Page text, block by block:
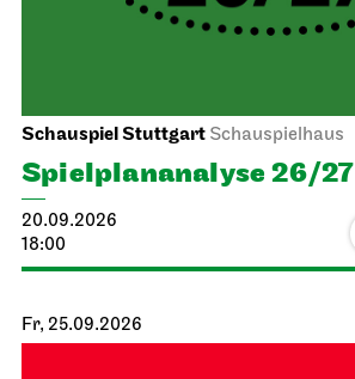
Schauspiel Stuttgart Schauspielhaus
Spiel­plan­analyse 26/27
20.09.2026
18:00
Fr, 25.09.2026